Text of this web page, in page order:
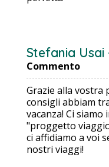
Stefania Usai
Commento
Grazie alla vostra
consigli abbiam
vacanza! Ci
"proggetto viaggio
ci affidiamo a voi
nostri viaggi!